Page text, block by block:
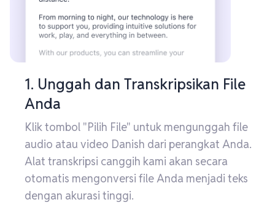
1. Unggah dan Transkripsikan File
Anda
Klik tombol "Pilih File" untuk mengunggah file
audio atau video Danish dari perangkat Anda.
Alat transkripsi canggih kami akan secara
otomatis mengonversi file Anda menjadi teks
dengan akurasi tinggi.